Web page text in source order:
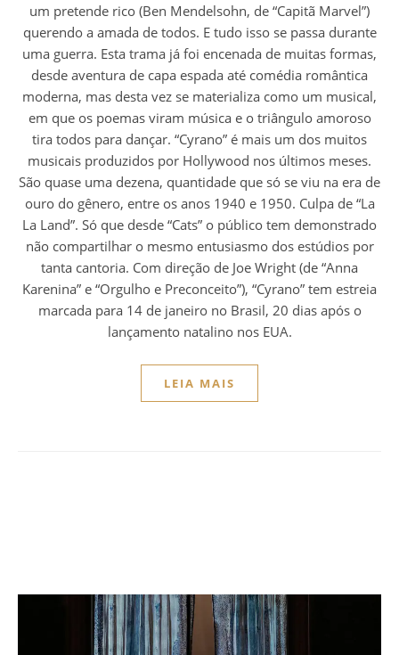
um pretende rico (Ben Mendelsohn, de “Capitã Marvel”)
querendo a amada de todos. E tudo isso se passa durante
uma guerra. Esta trama já foi encenada de muitas formas,
desde aventura de capa espada até comédia romântica
moderna, mas desta vez se materializa como um musical,
em que os poemas viram música e o triângulo amoroso
tira todos para dançar. “Cyrano” é mais um dos muitos
musicais produzidos por Hollywood nos últimos meses.
São quase uma dezena, quantidade que só se viu na era de
ouro do gênero, entre os anos 1940 e 1950. Culpa de “La
La Land”. Só que desde “Cats” o público tem demonstrado
não compartilhar o mesmo entusiasmo dos estúdios por
tanta cantoria. Com direção de Joe Wright (de “Anna
Karenina” e “Orgulho e Preconceito”), “Cyrano” tem estreia
marcada para 14 de janeiro no Brasil, 20 dias após o
lançamento natalino nos EUA.
LEIA MAIS